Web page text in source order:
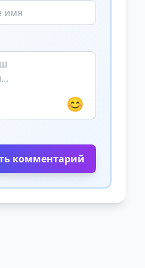
😊
комментарий